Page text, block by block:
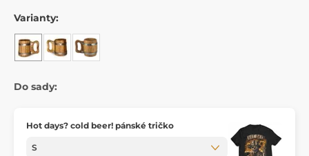
Varianty:
Do sady:
Hot days? cold beer! pánské tričko